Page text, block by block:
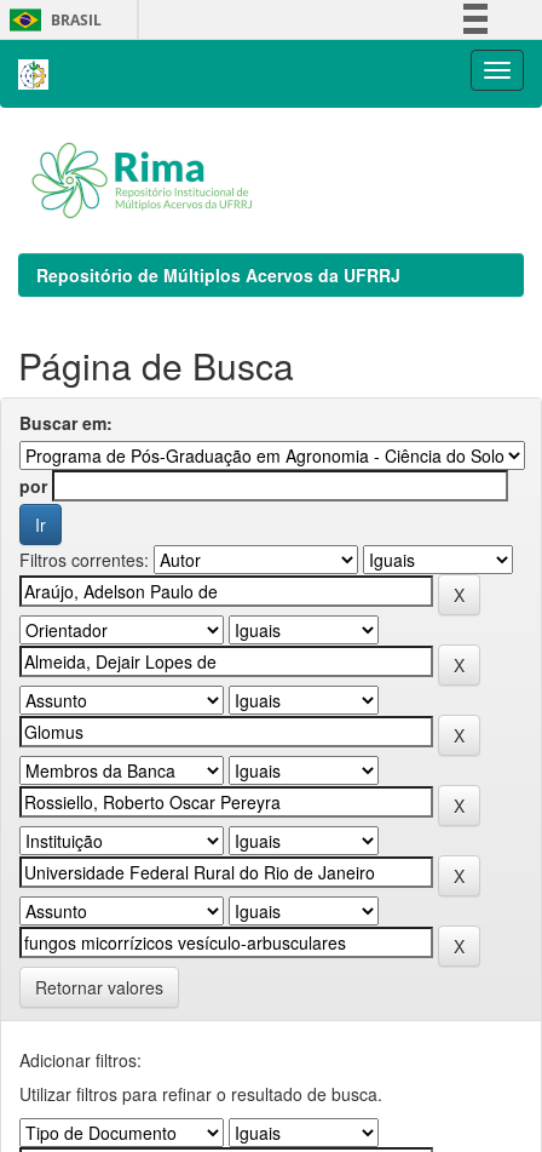
Skip
navigation
BRASIL
Repositório de Múltiplos Acervos da UFRRJ
Página de Busca
Buscar em:
por
Filtros correntes:
Retornar valores
Adicionar filtros:
Utilizar filtros para refinar o resultado de busca.